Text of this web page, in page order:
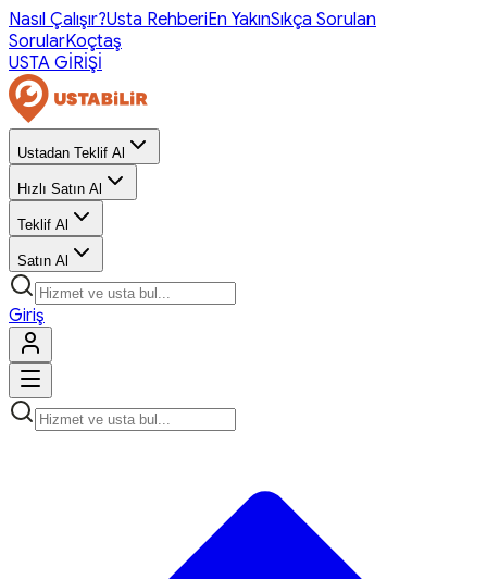
Nasıl Çalışır?Usta RehberiEn YakınSıkça Sorulan
SorularKoçtaş
USTA GİRİŞİ
Ustadan Teklif Al
Hızlı Satın Al
Teklif Al
Satın Al
Giriş